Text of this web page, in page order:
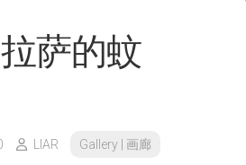
萨的蚊
LIAR Gallery | 画廊